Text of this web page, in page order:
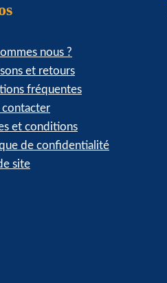
nous ?
et retours
fréquentes
contacter
et conditions
de confidentialité
site